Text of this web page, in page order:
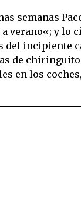
semanas
verano«; y lo
del incipiente
de
en los coches,